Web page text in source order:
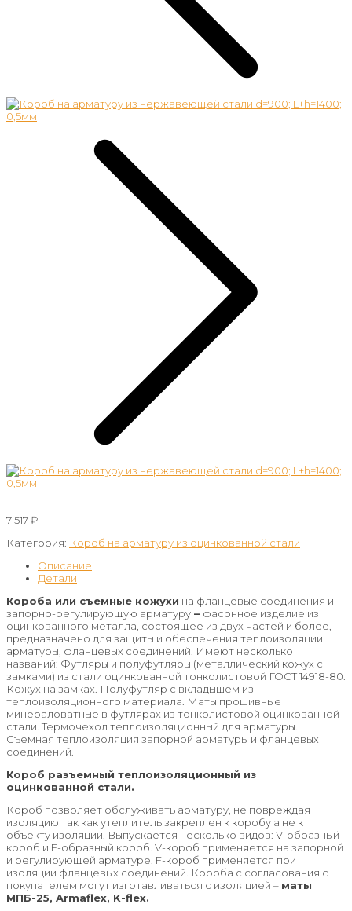
7 517₽
Категория: Короб на арматуру из оцинкованной стали
Описание
Детали
Короба или съемные кожухи на фланцевые соединения и
запорно-регулирующую арматуру – фасонное изделие из
оцинкованного металла, состоящее из двух частей и более,
предназначено для защиты и обеспечения теплоизоляции
арматуры, фланцевых соединений. Имеют несколько
названий: Футляры и полуфутляры (металлический кожух с
замками) из стали оцинкованной тонколистовой ГОСТ 14918-80.
Кожух на замках. Полуфутляр с вкладышем из
теплоизоляционного материала. Маты прошивные
минераловатные в футлярах из тонколистовой оцинкованной
стали. Термочехол теплоизоляционный для арматуры.
Съемная теплоизоляция запорной арматуры и фланцевых
соединений.
Короб разъемный теплоизоляционный из
оцинкованной стали.
Короб позволяет обслуживать арматуру, не повреждая
изоляцию так как утеплитель закреплен к коробу а не к
объекту изоляции. Выпускается несколько видов: V-образный
короб и F-образный короб. V-короб применяется на запорной
и регулирующей арматуре. F-короб применяется при
изоляции фланцевых соединений. Короба с согласования с
покупателем могут изготавливаться с изоляцией – маты
МПБ-25, Armaflex, K-flex.